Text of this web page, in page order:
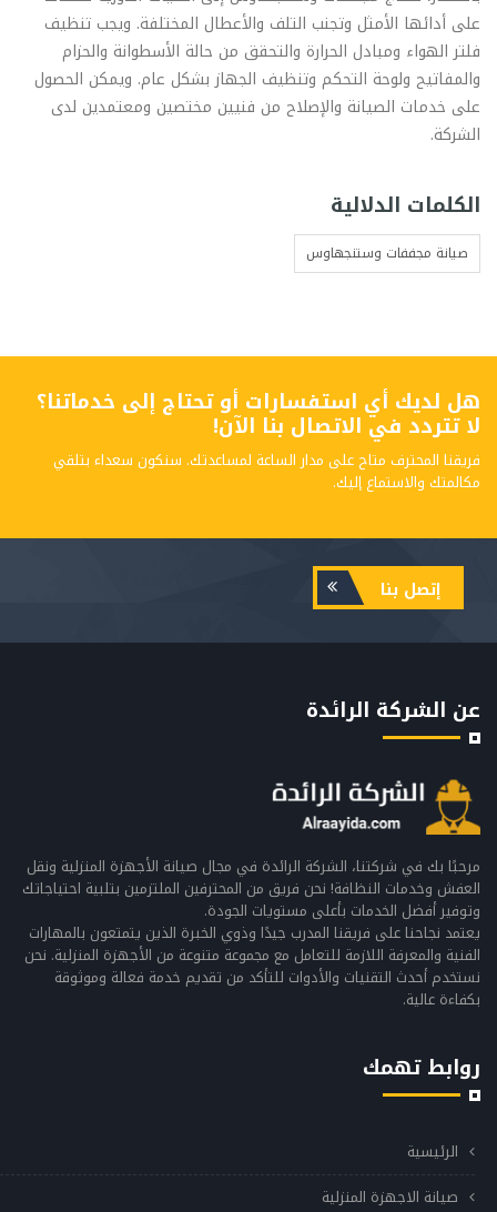
على أدائها الأمثل وتجنب التلف والأعطال المختلفة. ويجب تنظيف
فلتر الهواء ومبادل الحرارة والتحقق من حالة الأسطوانة والحزام
والمفاتيح ولوحة التحكم وتنظيف الجهاز بشكل عام. ويمكن الحصول
على خدمات الصيانة والإصلاح من فنيين مختصين ومعتمدين لدى
الشركة.
الكلمات الدلالية
صيانة مجففات وستنجهاوس
هل لديك أي استفسارات أو تحتاج إلى خدماتنا؟
لا تتردد في الاتصال بنا الآن!
فريقنا المحترف متاح على مدار الساعة لمساعدتك. سنكون سعداء بتلقي
مكالمتك والاستماع إليك.
إتصل بنا
عن الشركة الرائدة
مرحبًا بك في شركتنا، الشركة الرائدة في مجال صيانة الأجهزة المنزلية ونقل
العفش وخدمات النظافة! نحن فريق من المحترفين الملتزمين بتلبية احتياجاتك
وتوفير أفضل الخدمات بأعلى مستويات الجودة.
يعتمد نجاحنا على فريقنا المدرب جيدًا وذوي الخبرة الذين يتمتعون بالمهارات
الفنية والمعرفة اللازمة للتعامل مع مجموعة متنوعة من الأجهزة المنزلية. نحن
نستخدم أحدث التقنيات والأدوات للتأكد من تقديم خدمة فعالة وموثوقة
بكفاءة عالية.
روابط تهمك
الرئيسية
صيانة الاجهزة المنزلية